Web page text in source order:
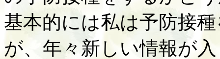
基本的には私は予防接
が、年々新しい情報が